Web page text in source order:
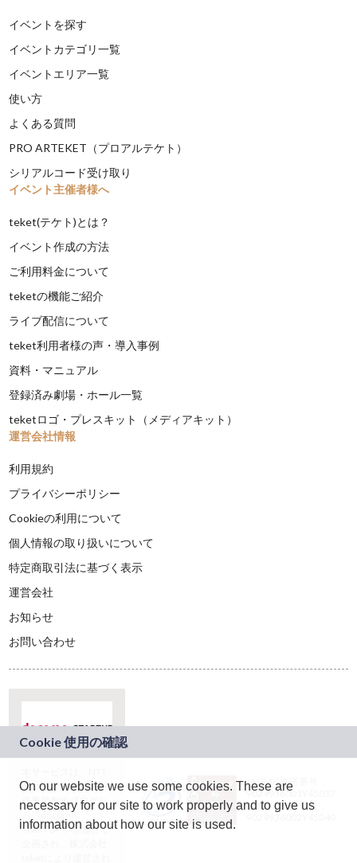
イベントを探す
イベントカテゴリ一覧
イベントエリア一覧
使い方
よくある質問
PRO ARTEKET（プロアルテケト）
シリアルコード受け取り
イベント主催者様へ
teket(テケト)とは？
イベント作成の方法
ご利用料金について
teketの機能ご紹介
ライブ配信について
teket利用者様の声・導入事例
資料・マニュアル
登録済み劇場・ホール一覧
teketロゴ・プレスキット（メディアキット）
運営会社情報
利用規約
プライバシーポリシー
Cookieの利用について
個人情報の取り扱いについて
特定商取引法に基づく表示
運営会社
お知らせ
お問い合わせ
ドコモグループの新
規事業創出プログラ
ム「docomo
STARTUP」を通じて
JASRAC許諾番号：
9024936001Y45037
JASRAC許諾番号：
On our website we use some cookies. These are
necessary for our site to work properly and to give us
information about how our site is used.